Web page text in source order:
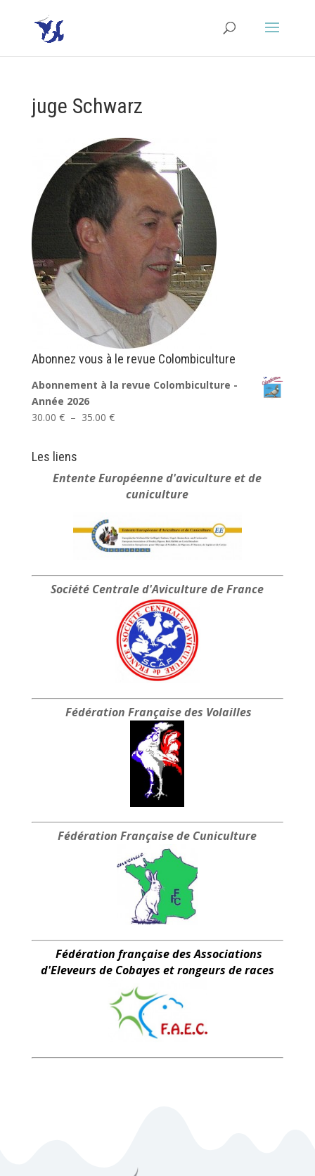
juge Schwarz
Abonnez vous à le revue Colombiculture
Abonnement à la revue Colombiculture -
Année 2026
30.00 € – 35.00 €Plage
à
35.00 €
Les liens
Entente Européenned'aviculture et de
cuniculture
Société Centraled'Aviculture de France
Fédération Française des Volailles
Fédération Française de Cuniculture
Fédération française des Associations
d'Eleveurs de Cobayes et rongeurs de races